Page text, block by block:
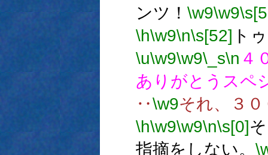
ンツ！ \w9\w9
\h\w9\n\s[52] ト
\u\w9\w9\_s\n ４
ありがとうスペ
‥\w9それ、３
\h\w9\w9\n\s[0]
指摘をしない。